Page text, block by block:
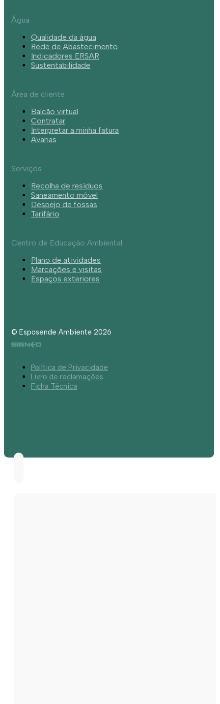
Água
Qualidade da água
Rede de Abastecimento
Indicadores ERSAR
Sustentabilidade
Área de cliente
Balcão virtual
Contratar
Interpretar a minha fatura
Avarias
Serviços
Recolha de resíduos
Saneamento móvel
Despejo de fossas
Tarifário
Centro de Educação Ambiental
Plano de atividades
Marcações e visitas
Espaços exteriores
© Esposende Ambiente 2026
Política de Privacidade
Livro de reclamações
Ficha Técnica